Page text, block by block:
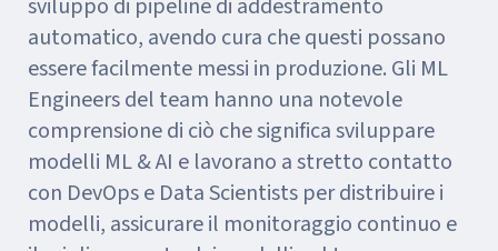
sviluppo di pipeline di addestramento
automatico, avendo cura che questi possano
essere facilmente messi in produzione. Gli ML
Engineers del team hanno una notevole
comprensione di ciò che significa sviluppare
modelli ML & AI e lavorano a stretto contatto
con DevOps e Data Scientists per distribuire i
modelli, assicurare il monitoraggio continuo e